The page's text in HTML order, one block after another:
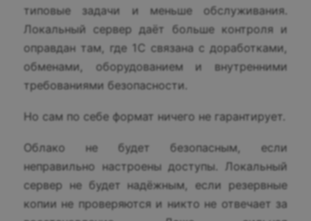
типовые задачи и меньше обслуживания.
Локальный сервер даёт больше контроля и
оправдан там, где 1С связана с доработками,
обменами, оборудованием и внутренними
требованиями безопасности.
Но сам по себе формат ничего не гарантирует.
Облако не будет безопасным, если
неправильно настроены доступы. Локальный
сервер не будет надёжным, если резервные
копии не проверяются и никто не отвечает за